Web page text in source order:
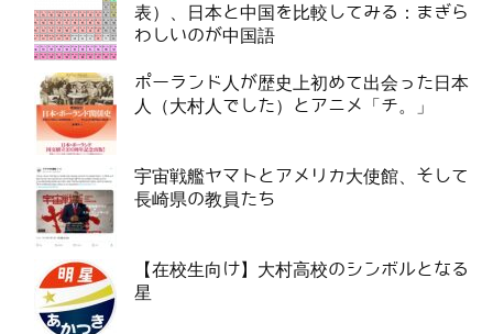
表）、日本と中国を比較してみる：まぎら
わしいのが中国語
ポーランド人が歴史上初めて出会った日本
人（大村人でした）とアニメ「チ。」
宇宙戦艦ヤマトとアメリカ大使館、そして
長崎県の教員たち
【在校生向け】大村高校のシンボルとなる
星